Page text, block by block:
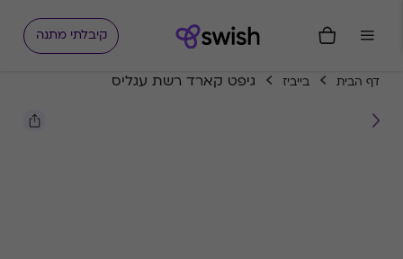
קיבלתי מתנה
דף הבית בייביז גיפט קארד רשת עגליס